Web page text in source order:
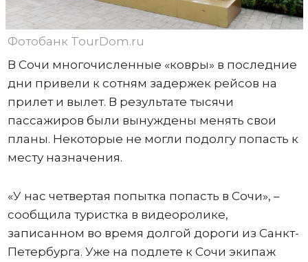
Фотобанк TourDom.ru
В Сочи многочисленные «ковры» в последние
дни привели к сотням задержек рейсов на
прилет и вылет. В результате тысячи
пассажиров были вынуждены менять свои
планы. Некоторые не могли подолгу попасть к
месту назначения.
«У нас четвертая попытка попасть в Сочи», –
сообщила туристка в видеоролике,
записанном во время долгой дороги из Санкт-
Петербурга. Уже на подлете к Сочи экипаж